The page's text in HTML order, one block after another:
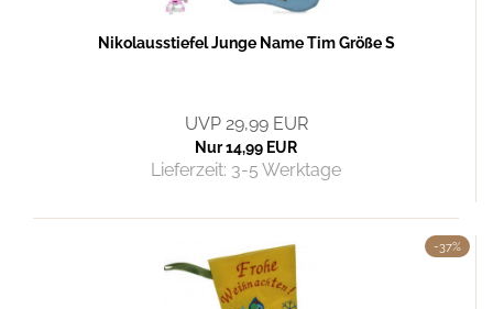
Nikolausstiefel Junge Name Tim Größe S
UVP 29,99 EUR
Nur 14,99 EUR
Lieferzeit: 3-5 Werktage
-37%